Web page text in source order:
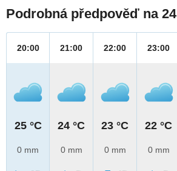
Podrobná předpověď na
20:00
25 °C
0 mm
21:00
24 °C
0 mm
22:00
23 °C
0 mm
23:00
22 °C
0 mm